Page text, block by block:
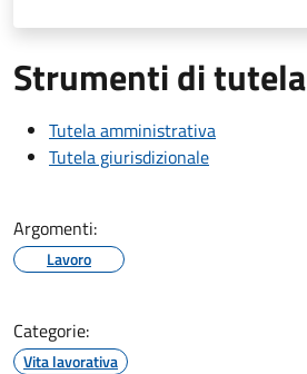
Strumenti di tutela
Tutela amministrativa
Tutela giurisdizionale
Argomenti:
Lavoro
Categorie:
Vita lavorativa